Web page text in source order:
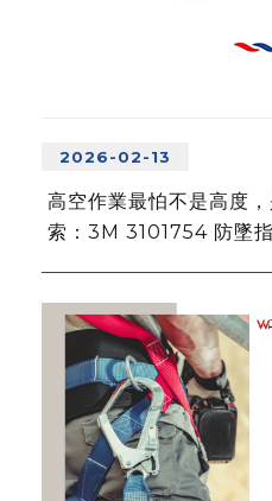
2026-02-13
高空作業最怕不是高度
索：3M 3101754 防墜